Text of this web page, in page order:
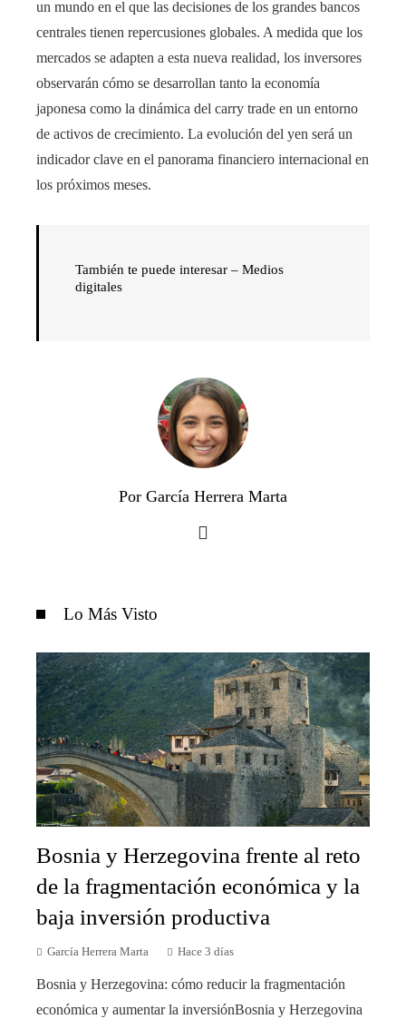
un mundo en el que las decisiones de los grandes bancos
centrales tienen repercusiones globales. A medida que los
mercados se adapten a esta nueva realidad, los inversores
observarán cómo se desarrollan tanto la economía
japonesa como la dinámica del carry trade en un entorno
de activos de crecimiento. La evolución del yen será un
indicador clave en el panorama financiero internacional en
los próximos meses.
También te puede interesar – Medios
digitales
Por García Herrera Marta
Lo Más Visto
Bosnia y Herzegovina frente al reto
de la fragmentación económica y la
baja inversión productiva
García Herrera Marta Hace 3 días
Bosnia y Herzegovina: cómo reducir la fragmentación
económica y aumentar la inversiónBosnia y Herzegovina